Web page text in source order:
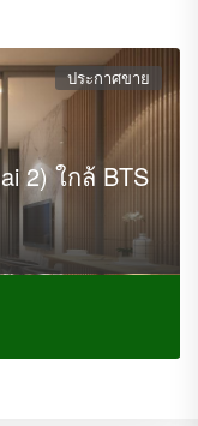
ประกาศขาย
2) ใกล้ BTS